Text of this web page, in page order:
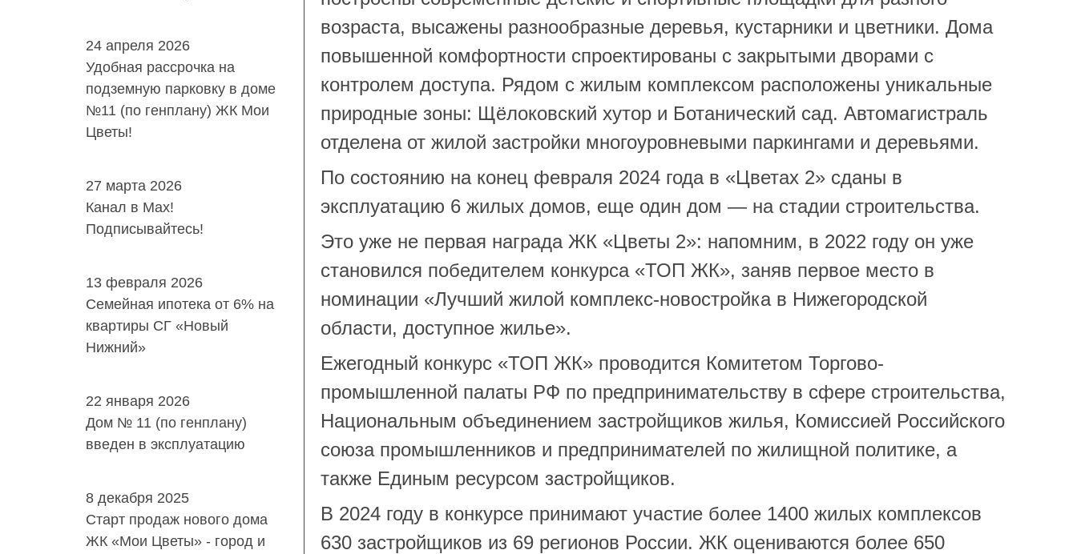
24 апреля 2026
Удобная рассрочка на
подземную парковку в доме
№11 (по генплану) ЖК Мои
Цветы!
27 марта 2026
Канал в Мах!
Подписывайтесь!
13 февраля 2026
Семейная ипотека от 6% на
квартиры СГ «Новый
Нижний»
22 января 2026
Дом № 11 (по генплану)
введен в эксплуатацию
8 декабря 2025
Старт продаж нового дома
ЖК «Мои Цветы» - город и
возраста, высажены разнообразные деревья, кустарники и цветники. Дома
повышенной комфортности спроектированы с закрытыми дворами с
контролем доступа. Рядом с жилым комплексом расположены уникальные
природные зоны: Щёлоковский хутор и Ботанический сад. Автомагистраль
отделена от жилой застройки многоуровневыми паркингами и деревьями.
По состоянию на конец февраля 2024 года в «Цветах 2» сданы в
эксплуатацию 6 жилых домов, еще один дом — на стадии строительства.
Это уже не первая награда ЖК «Цветы 2»: напомним, в 2022 году он уже
становился победителем конкурса «ТОП ЖК», заняв первое место в
номинации «Лучший жилой комплекс-новостройка в Нижегородской
области, доступное жилье».
Ежегодный конкурс «ТОП ЖК» проводится Комитетом Торгово-
промышленной палаты РФ по предпринимательству в сфере строительства,
Национальным объединением застройщиков жилья, Комиссией Российского
союза промышленников и предпринимателей по жилищной политике, а
также Единым ресурсом застройщиков.
В 2024 году в конкурсе принимают участие более 1400 жилых комплексов
630 застройщиков из 69 регионов России. ЖК оцениваются более 650